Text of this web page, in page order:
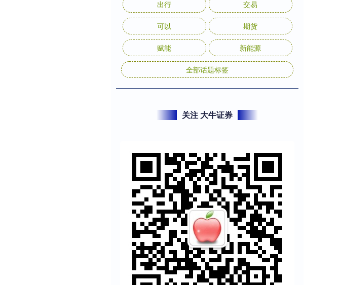
出行 交易
可以 期货
赋能 新能源
全部话题标签
关注 大牛证券